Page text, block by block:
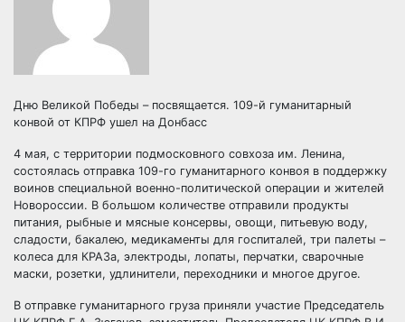
Дню Великой Победы – посвящается. 109-й гуманитарный
конвой от КПРФ ушел на Донбасс
4 мая, с территории подмосковного совхоза им. Ленина,
состоялась отправка 109-го гуманитарного конвоя в поддержку
воинов специальной военно-политической операции и жителей
Новороссии. В большом количестве отправили продукты
питания, рыбные и мясные консервы, овощи, питьевую воду,
сладости, бакалею, медикаменты для госпиталей, три палеты –
колеса для КРАЗа, электроды, лопаты, перчатки, сварочные
маски, розетки, удлинители, переходники и многое другое.
В отправке гуманитарного груза приняли участие Председатель